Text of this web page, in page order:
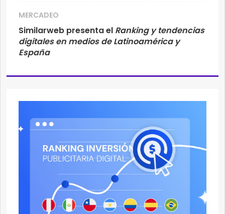
MERCADEO
Similarweb presenta el Ranking y tendencias
digitales en medios de Latinoamérica y
España